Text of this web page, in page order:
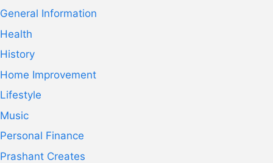
General Information
Health
History
Home Improvement
Lifestyle
Music
Personal Finance
Prashant Creates